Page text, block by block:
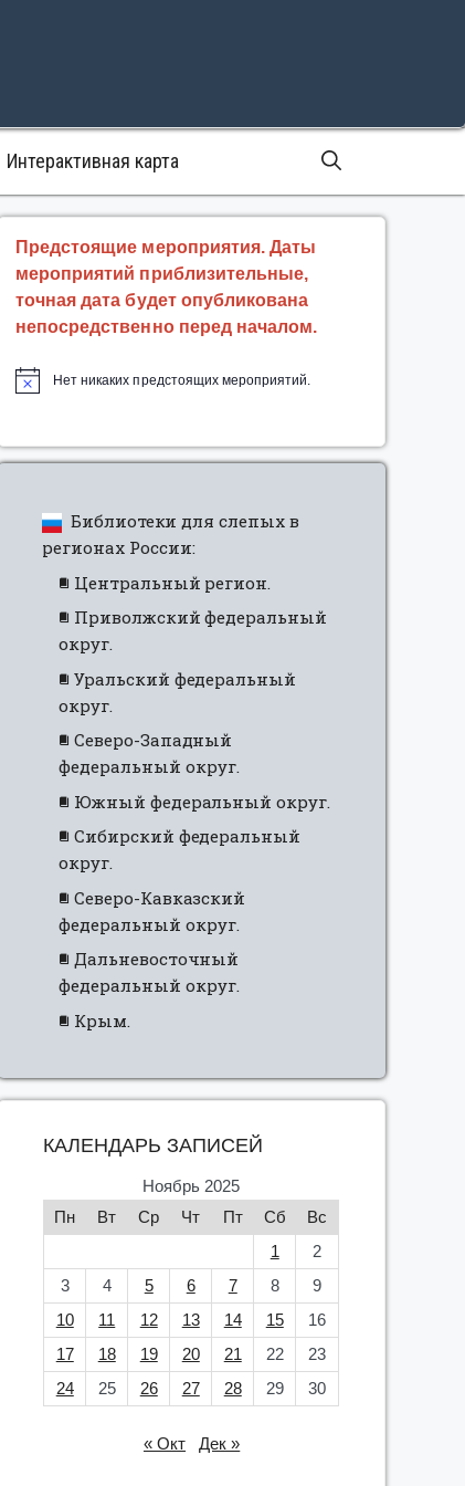
Интерактивная карта
Предстоящие мероприятия. Даты
мероприятий приблизительные,
точная дата будет опубликована
непосредственно перед началом.
Нет никаких предстоящих мероприятий.
Библиотеки для слепых в
регионах России:
Центральный регион.
Приволжский федеральный
округ.
Уральский федеральный
округ.
Северо-Западный
федеральный округ.
Южный федеральный округ.
Сибирский федеральный
округ.
Северо-Кавказский
федеральный округ.
Дальневосточный
федеральный округ.
Крым.
КАЛЕНДАРЬ ЗАПИСЕЙ
Ноябрь 2025
Пн
Вт Ср Чт Пт Сб
Вс
1
2
3
4 5 6 7 8
9
10
11 12 13 14 15
16
17
18 19 20 21 22
23
24
25 26 27 28 29 30
« Окт Дек »